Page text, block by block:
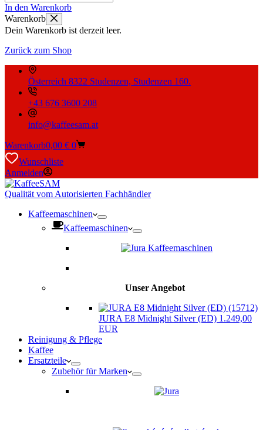
In den Warenkorb
Warenkorb
Dein Warenkorb ist derzeit leer.
Zurück zum Shop
Österreich 8322 Studenzen, Studenzen 160.
+43 676 3600 208
info@kaffeesam.at
Warenkorb0,00 € 0
Wunschliste
Anmelden
Qualität vom Autorisierten Fachhändler
Kaffeemaschinen
Kaffeemaschinen
Unser Angebot
JURA E8 Midnight Silver (ED) 1.249,00
EUR
Reinigung & Pflege
Kaffee
Ersatzteile
Zubehör für Marken